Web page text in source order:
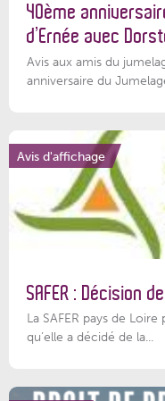
40ème
d’Ernée avec
Avis aux amis du
anniversaire du
Avis d'affichage
SAFER : Décision
La SAFER pays de
qu’elle a décidé de la...